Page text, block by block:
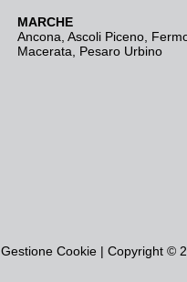
MARCHE
Ancona Ascoli Piceno
Macerata
Pesaro Urbino
Gestione Cookie | Copyright ©